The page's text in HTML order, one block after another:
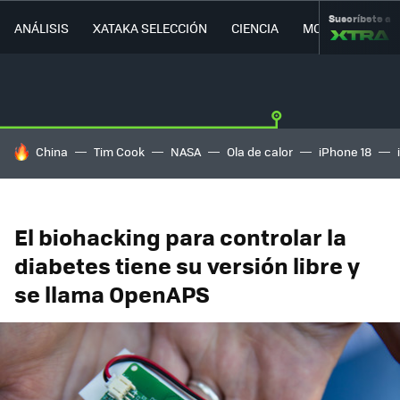
ANÁLISIS XATAKA SELECCIÓN CIENCIA MOVILIDAD
Suscríbete a
HOY SE HABLA DE
China Tim Cook NASA Ola de calor iPhone 18
El biohacking para controlar la
diabetes tiene su versión libre y
se llama OpenAPS